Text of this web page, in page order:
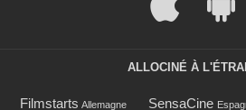
ALLOCINÉ À
Filmstarts Allemagne SensaCine